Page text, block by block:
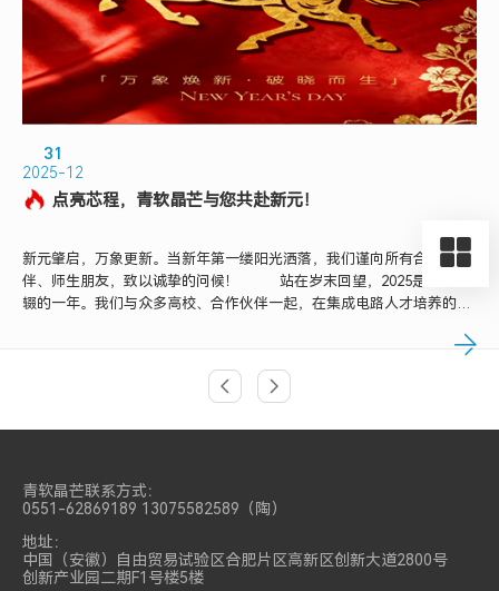
31
2025-12
点亮芯程，青软晶芒与您共赴新元！
新元肇启，万象更新。当新年第一缕阳光洒落，我们谨向所有合作伙
伴、师生朋友，致以诚挚的问候！ 站在岁末回望，2025是深耕不
辍的一年。我们与众多高校、合作伙伴一起，在集成电路人才培养的道
上页 上页
青软晶芒联系方式：
0551-62869189 13075582589（陶）
地址：
中国（安徽）自由贸易试验区合肥片区高新区创新大道2800号
创新产业园二期F1号楼5楼